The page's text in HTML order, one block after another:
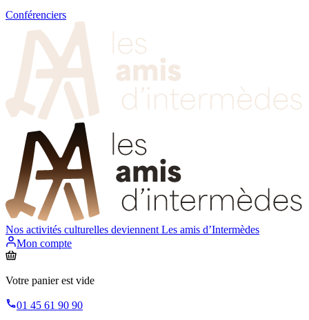
Conférenciers
Nos activités culturelles deviennent Les amis d’Intermèdes
Mon compte
Votre panier est vide
01 45 61 90 90